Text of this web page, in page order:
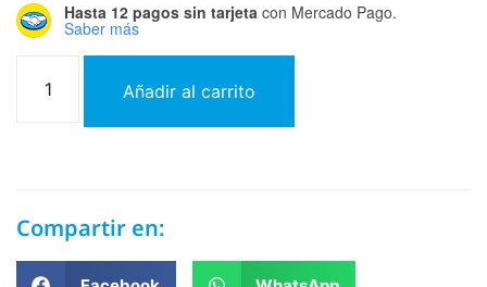
Hasta 12 pagos sin tarjeta con Mercado Pago.
Saber más
Añadir al carrito
Compartir en: